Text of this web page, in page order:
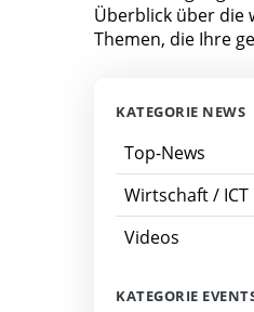
Überblick über die
Themen, die Ihre
KATEGORIE NEWS
Top-News
Wirtschaft / ICT
Videos
KATEGORIE